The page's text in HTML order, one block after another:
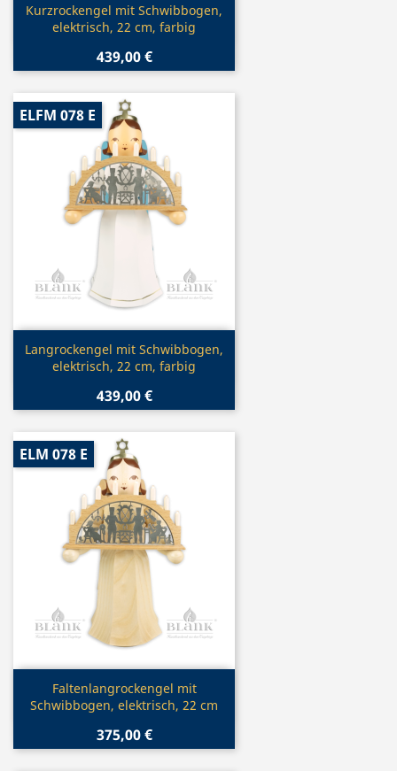
Vorschau
Kurzrockengel mit Schwibbogen,
elektrisch, 22 cm, farbig
439,00 €
Vorschau
Langrockengel mit Schwibbogen,
elektrisch, 22 cm, farbig
439,00 €
ELFM 078 E
Vorschau
Faltenlangrockengel mit
Schwibbogen, elektrisch, 22 cm
375,00 €
ELM 078 E